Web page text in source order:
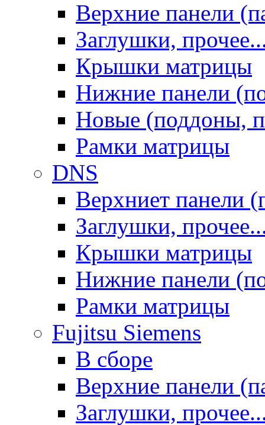
Верхние панели
Заглушки,
Крышки матрицы
Нижние панели
Новые (поддоны,
Рамки матрицы
DNS
Верхниет панели
Заглушки,
Крышки матрицы
Нижние панели
Рамки матрицы
Fujitsu Siemens
В сборе
Верхние панели
Заглушки,